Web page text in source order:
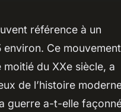
référence à un
environ. Ce
du XXe siècle, a
de l’histoire
guerre a-t-elle